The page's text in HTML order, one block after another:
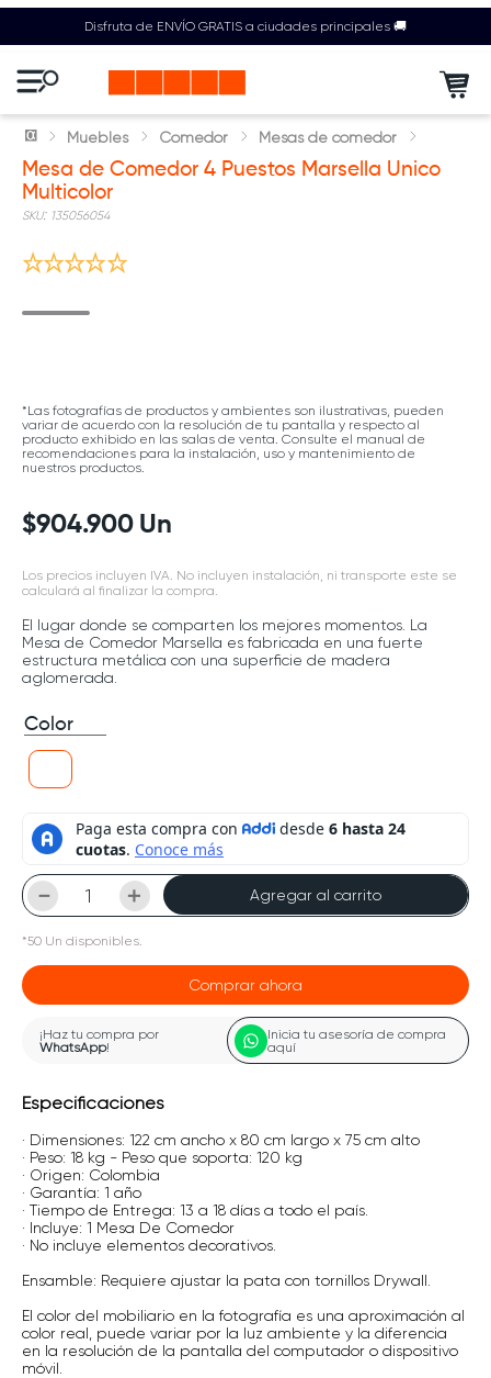
Disfruta de ENVÍO GRATIS a ciudades principales 🚚
Muebles Comedor Mesas de comedor
Mesa de Comedor 4 Puestos Marsella Unico
Multicolor
: 135056054
*Las fotografías de productos y ambientes son ilustrativas, pueden
variar de acuerdo con la resolución de tu pantalla y respecto al
producto exhibido en las salas de venta. Consulte el manual de
recomendaciones para la instalación, uso y mantenimiento de
nuestros productos.
$904.900 Un
Los precios incluyen IVA. No incluyen instalación, ni transporte este se
calculará al finalizar la compra.
El lugar donde se comparten los mejores momentos. La
Mesa de Comedor Marsella es fabricada en una fuerte
estructura metálica con una superficie de madera
aglomerada.
Color
＋
－ Agregar al carrito
*50 Un disponibles.
Comprar ahora
¡Haz tu compra por
WhatsApp!
Inicia tu asesoría de compra
aquí
Especificaciones
· Dimensiones: 122 cm ancho x 80 cm largo x 75 cm alto
· Peso: 18 kg - Peso que soporta: 120 kg
· Origen: Colombia
· Garantía: 1 año
· Tiempo de Entrega: 13 a 18 días a todo el país.
· Incluye: 1 Mesa De Comedor
· No incluye elementos decorativos.
Ensamble: Requiere ajustar la pata con tornillos Drywall.
El color del mobiliario en la fotografía es una aproximación al
color real, puede variar por la luz ambiente y la diferencia
en la resolución de la pantalla del computador o dispositivo
móvil.